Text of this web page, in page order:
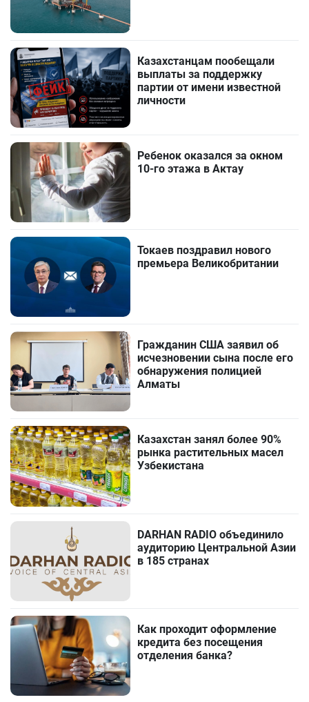
Казахстанцам пообещали
выплаты за поддержку
партии от имени известной
личности
Ребенок оказался за окном
10-го этажа в Актау
Токаев поздравил нового
премьера Великобритании
Гражданин США заявил об
исчезновении сына после его
обнаружения полицией
Алматы
Казахстан занял более 90%
рынка растительных масел
Узбекистана
DARHAN RADIO объединило
аудиторию Центральной Азии
в 185 странах
Как проходит оформление
кредита без посещения
отделения банка?